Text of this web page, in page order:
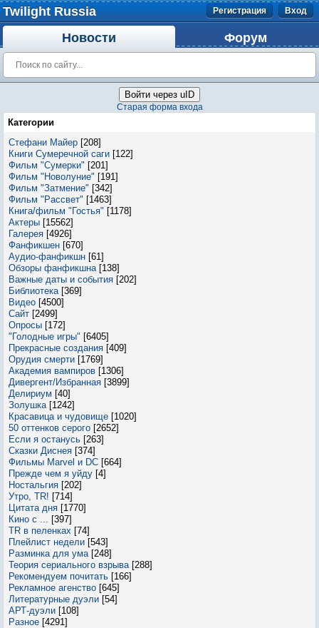
Twilight Russia Регистрация Вход
Новости Форум
Войти через uID
Старая форма входа
Категории
Стефани Майер [208]
Книги Сумеречной саги [122]
Фильм "Сумерки" [201]
Фильм "Новолуние" [191]
Фильм "Затмение" [342]
Фильм "Рассвет" [1463]
Книга/фильм "Гостья" [1178]
Актеры [15562]
Галерея [4926]
Фанфикшен [670]
Аудио-фанфикшн [61]
Обзоры фанфикшна [138]
Важные даты и события [202]
Библиотека [369]
Видео [4500]
Сайт [2499]
Опросы [172]
"Голодные игры" [6405]
Прекрасные создания [409]
Орудия смерти [1769]
Академия вампиров [1306]
Дивергент/Избранная [3899]
Делириум [40]
Золушка [1242]
Красавица и чудовище [1020]
50 оттенков серого [2652]
Если я останусь [263]
Сказки Диснея [374]
Фильмы Marvel и DC [664]
Прежде чем я уйду [4]
Ностальгия [202]
Утро, TR! [714]
Цитата дня [1770]
Кино с ... [397]
TR в пеленках [74]
Плейлист недели [543]
Разминка для ума [248]
Теория сериального взрыва [288]
Рекомендуем почитать [166]
Рекламное агенство [645]
Литературные дуэли [54]
АРТ-дуэли [108]
Разное [4291]